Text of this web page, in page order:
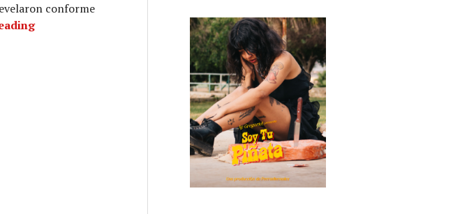
conforme
EL DESCENSO DE ORION RISE: Nos traen amor, definitivamente no vienen